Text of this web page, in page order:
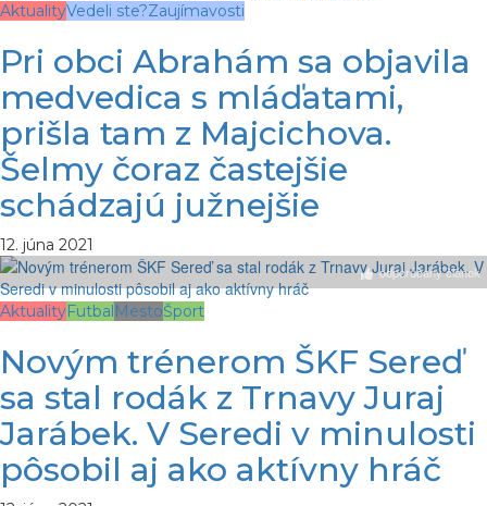
AktualityVedeli ste?Zaujímavosti
Pri obci Abrahám sa objavila
medvedica s mláďatami,
prišla tam z Majcichova.
Šelmy čoraz častejšie
schádzajú južnejšie
12. júna 2021
odporúčaný článok
AktualityFutbal MestoŠport
Novým trénerom ŠKF Sereď
sa stal rodák z Trnavy Juraj
Jarábek. V Seredi v minulosti
pôsobil aj ako aktívny hráč